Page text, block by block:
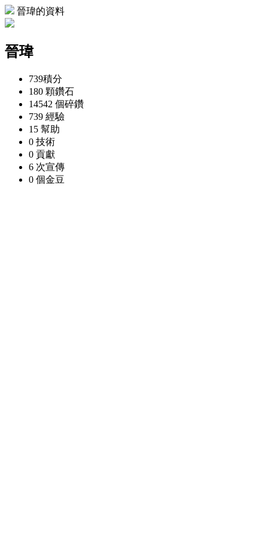
晉瑋的資料
晉瑋
739積分
180 顆鑽石
14542 個碎鑽
739 經驗
15 幫助
0 技術
0 貢獻
6 次宣傳
0 個金豆